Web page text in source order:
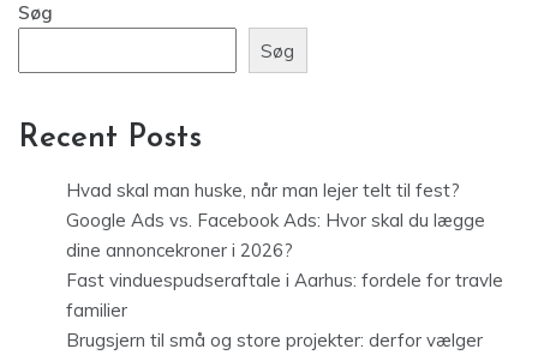
Søg
Søg
Recent Posts
Hvad skal man huske, når man lejer telt til fest?
Google Ads vs. Facebook Ads: Hvor skal du lægge
dine annoncekroner i 2026?
Fast vinduespudseraftale i Aarhus: fordele for travle
familier
Brugsjern til små og store projekter: derfor vælger